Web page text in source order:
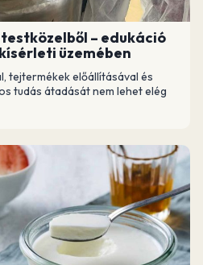
– edukáció
üzemében
tejtermékek előállításával és
tudás átadását nem lehet elég